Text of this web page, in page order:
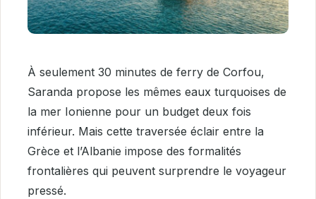
À seulement 30 minutes de ferry de Corfou,
Saranda propose les mêmes eaux turquoises de
la mer Ionienne pour un budget deux fois
inférieur. Mais cette traversée éclair entre la
Grèce et l’Albanie impose des formalités
frontalières qui peuvent surprendre le voyageur
pressé.